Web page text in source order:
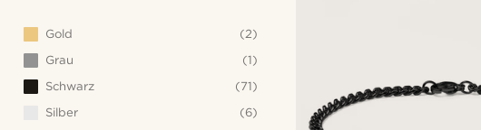
Gold
(2)
Grau
(1)
Schwarz
(71)
Silber
(6)